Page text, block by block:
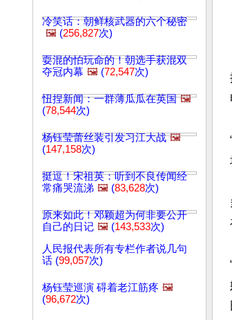
冷笑话：朝鲜核武器的六个秘密
🖼️ (256,827次)
耍混的怕玩命的！朝选手获混双
夺冠内幕 🖼️ (72,547次)
忸捏新闻：一群薄瓜瓜在英国 🖼️
(78,544次)
杨钰莹蕾丝装引发习江大战 🖼️
(147,158次)
挺逗！宋祖英：听到不良传闻经
常痛哭流涕 🖼️ (83,628次)
原来如此！邓颖超为何非要公开
自己的日记 🖼️ (143,533次)
人民报代表所有专栏作者说几句
话 (99,057次)
杨钰莹巡演 碍着老江筋疼 🖼️
(96,672次)